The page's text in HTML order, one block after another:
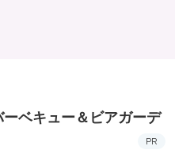
ベキュー＆ビアガーデ
PR